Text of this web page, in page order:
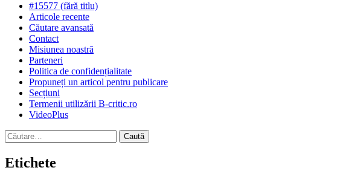
#15577 (fără titlu)
Articole recente
Căutare avansată
Contact
Misiunea noastră
Parteneri
Politica de confidențialitate
Propuneți un articol pentru publicare
Secțiuni
Termenii utilizării B-critic.ro
VideoPlus
Caută
după:
Etichete